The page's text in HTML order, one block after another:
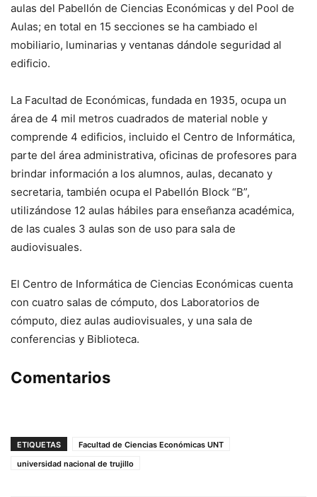
aulas del Pabellón de Ciencias Económicas y del Pool de
Aulas; en total en 15 secciones se ha cambiado el
mobiliario, luminarias y ventanas dándole seguridad al
edificio.
La Facultad de Económicas, fundada en 1935, ocupa un
área de 4 mil metros cuadrados de material noble y
comprende 4 edificios, incluido el Centro de Informática,
parte del área administrativa, oficinas de profesores para
brindar información a los alumnos, aulas, decanato y
secretaria, también ocupa el Pabellón Block “B”,
utilizándose 12 aulas hábiles para enseñanza académica,
de las cuales 3 aulas son de uso para sala de
audiovisuales.
El Centro de Informática de Ciencias Económicas cuenta
con cuatro salas de cómputo, dos Laboratorios de
cómputo, diez aulas audiovisuales, y una sala de
conferencias y Biblioteca.
Comentarios
ETIQUETAS
Facultad de Ciencias Económicas UNT
universidad nacional de trujillo